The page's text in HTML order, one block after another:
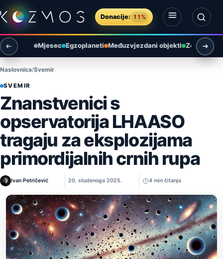
Preskoči na sadržaj
Donacije: 11%
Otvori izbornik
Otvori pretragu
Mjesec Egzoplaneti Međuzvjezdani objekti Zemlja i
Naslovnica Svemir
SVEMIR
Znanstvenici s
opservatorija LHAASO
tragaju za eksplozijama
primordijalnih crnih rupa
Ivan Petričević 20. studenoga 2025. 4 min čitanja